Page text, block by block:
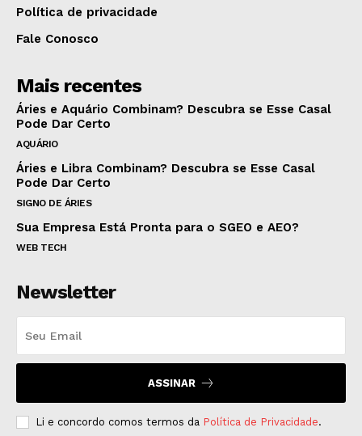
Política de privacidade
Fale Conosco
Mais recentes
Áries e Aquário Combinam? Descubra se Esse Casal
Pode Dar Certo
AQUÁRIO
Áries e Libra Combinam? Descubra se Esse Casal
Pode Dar Certo
SIGNO DE ÁRIES
Sua Empresa Está Pronta para o SGEO e AEO?
WEB TECH
Newsletter
ASSINAR
Li e concordo comos termos da Política de Privacidade.